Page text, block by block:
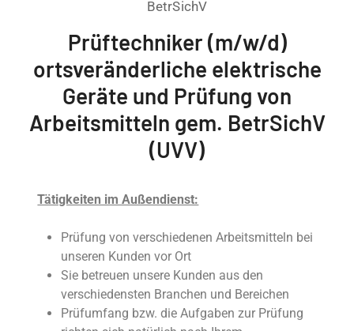
BetrSichV
Prüftechniker (m/w/d)
ortsveränderliche elektrische
Geräte und Prüfung von
Arbeitsmitteln gem. BetrSichV
(UVV)
Tätigkeiten im Außendienst:
Prüfung von verschiedenen Arbeitsmitteln bei
unseren Kunden vor Ort
Sie betreuen unsere Kunden aus den
verschiedensten Branchen und Bereichen
Prüfumfang bzw. die Aufgaben zur Prüfung